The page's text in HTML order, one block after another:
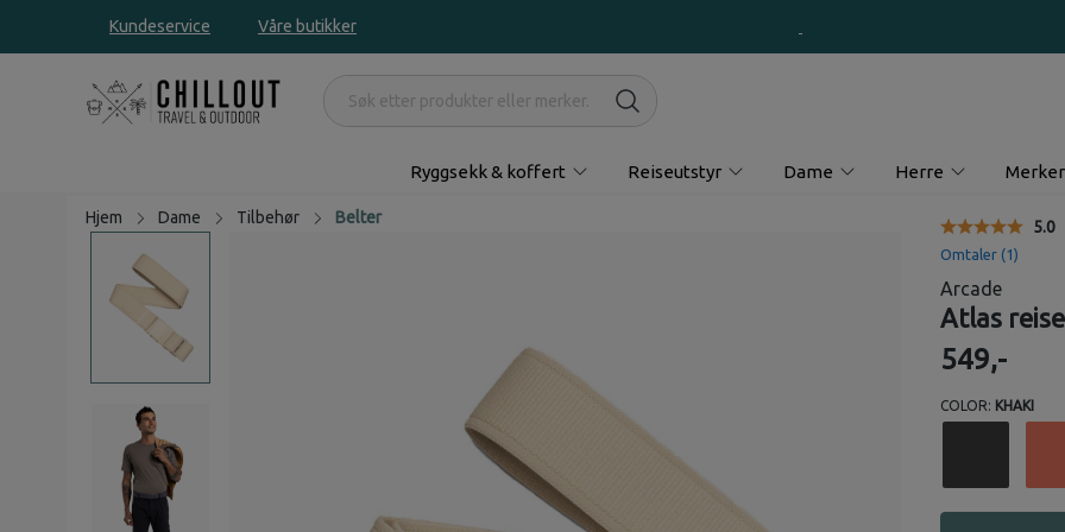
Kundeservice Våre butikker
Ryggsekk & koffert Reiseutstyr Dame Herre Merker
Hjem Dame Tilbehør Belter
5.0
Omtaler (1)
Arcade
Atlas
549,-
COLOR: KHAKI